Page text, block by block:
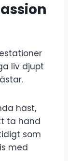
liv djupt
häst,
ta hand
som
med